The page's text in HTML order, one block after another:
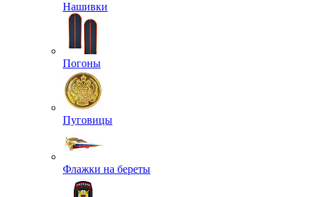
Нашивки
Погоны
Пуговицы
Флажки на береты